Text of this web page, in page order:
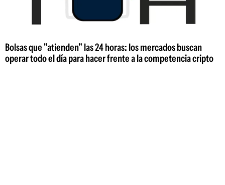
Bolsas que "atienden" las 24 horas: los mercados buscan
operar todo el día para hacer frente a la competencia cripto